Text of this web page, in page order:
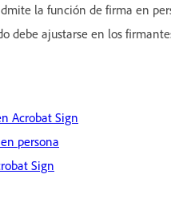
la función de firma en
debe ajustarse en los
Acrobat Sign
persona
Sign